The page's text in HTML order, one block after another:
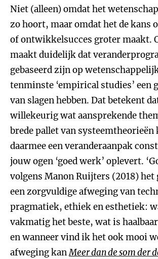
Niet (alleen) omdat het
zo hoort, maar omdat het de kans
of ontwikkelsucces groter maakt.
maakt duidelijk dat
gebaseerd zijn op
tenminste ‘empirical studies’ een
van slagen hebben. Dat betekent
willekeurig wat aansprekende
brede pallet van systeemtheorieën
daarmee een veranderaanpak
jouw ogen ‘goed werk’ oplevert.
volgens Manon Ruijters (2018) het
een zorgvuldige afweging van
pragmatiek, ethiek en esthetiek:
vakmatig het beste, wat is
en wanneer vind ik het ook mooi
afweging kanMeer dan de som der